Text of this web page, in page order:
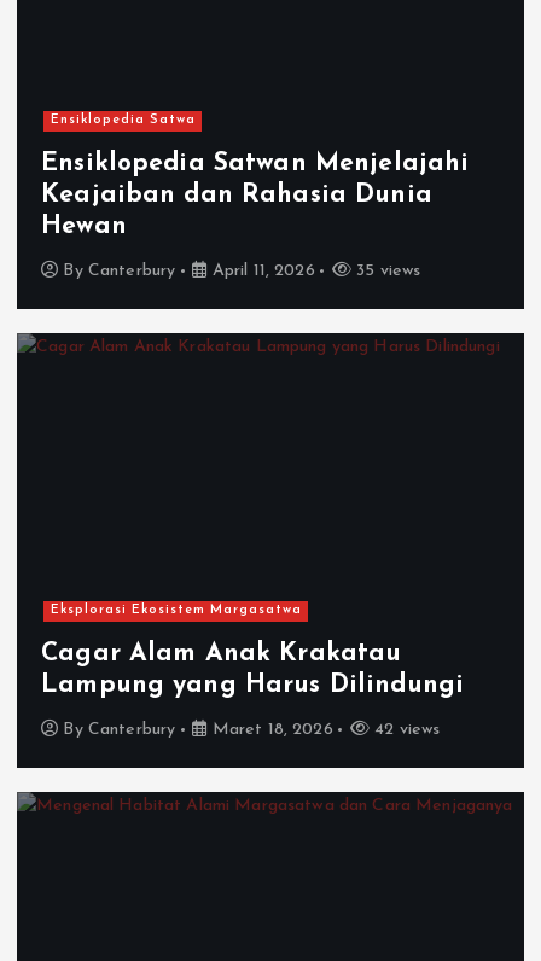
Ensiklopedia Satwa
Ensiklopedia Satwan Menjelajahi
Keajaiban dan Rahasia Dunia
Hewan
By Canterbury April 11, 2026 35 views
Eksplorasi Ekosistem Margasatwa
Cagar Alam Anak Krakatau
Lampung yang Harus Dilindungi
By Canterbury Maret 18, 2026 42 views